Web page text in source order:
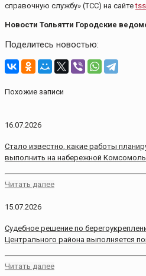
справочную службу» (ТСС) на сайте
Новости Тольятти Городские
Поделитесь новостью:
Похожие записи
16.07.2026
Стало известно, какие работы
выполнить на набережной
Читать далее
15.07.2026
Судебное решение по
Центрального района выполняется
Читать далее